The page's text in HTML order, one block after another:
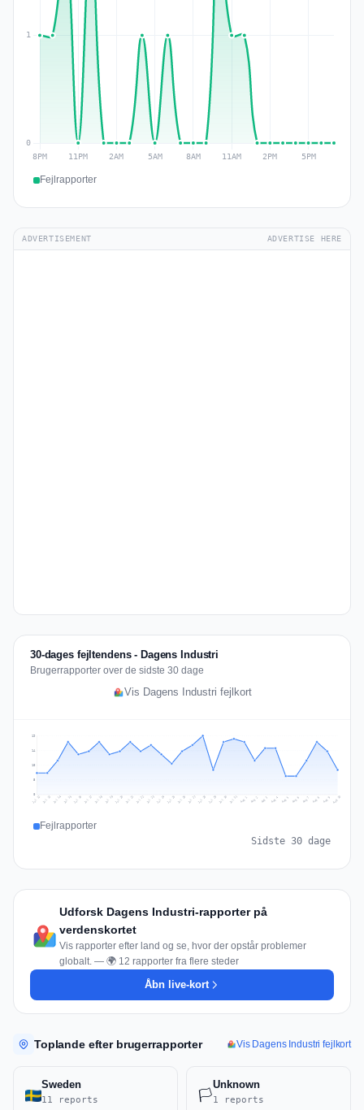
Fejlrapporter
ADVERTISEMENT ADVERTISE HERE
30-dages fejltendens - Dagens Industri
Brugerrapporter over de sidste 30 dage
Vis Dagens Industri fejlkort
10
14
19
Jul 12 Jul 13 Jul 14 Jul 15 Jul 16 Jul 17 Jul 18 Jul 19 Jul 20 Jul 21 Jul 22 Jul 23 Jul 24 Jul 25 Jul 26 Jul 27 Jul 28 Jul 29 Jul 30 Jul 31 Aug 1 Aug 2 Aug 3 Aug 4 Aug 5 Aug 6 Aug 7 Aug 8 Aug 9 Aug 10
Fejlrapporter
Sidste 30 dage
Udforsk Dagens Industri-rapporter på
verdenskortet
Vis rapporter efter land og se, hvor der opstår problemer
globalt. — 🌍 12 rapporter fra flere steder
Åbn live-kort
Toplande efter brugerrapporter Vis Dagens Industri fejlkort
Sweden
11 reports 🏳️
Unknown
1 reports